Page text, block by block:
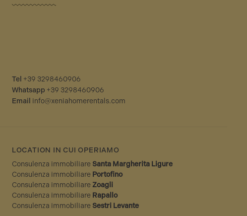
Tel +39 3298460906
Whatsapp +39 3298460906
Email info@xeniahomerentals.com
LOCATION IN CUI OPERIAMO
Consulenza immobiliare Santa Margherita Ligure
Consulenza immobiliare Portofino
Consulenza immobiliare Zoagli
Consulenza immobiliare Rapallo
Consulenza immobiliare Sestri Levante